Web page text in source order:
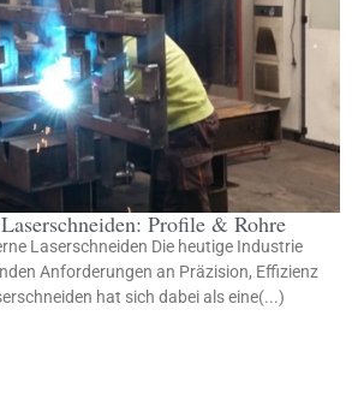
Profile & Rohre
Laserschneiden Die heutige Industrie
Anforderungen an Präzision, Effizienz
hat sich dabei als eine(...)